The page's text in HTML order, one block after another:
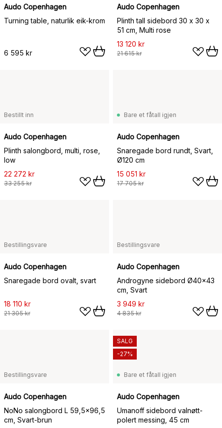
Audo Copenhagen
Turning table, naturlik eik-krom
6 595 kr
Audo Copenhagen
Plinth tall sidebord 30 x 30 x
51 cm, Multi rose
13 120 kr
21 615 kr
Bestillt inn
Audo Copenhagen
Plinth salongbord, multi, rose,
low
22 272 kr
33 255 kr
Bare et fåtall igjen
Audo Copenhagen
Snaregade bord rundt, Svart,
Ø120 cm
15 051 kr
17 705 kr
Bestillingsvare
Audo Copenhagen
Snaregade bord ovalt, svart
18 110 kr
21 305 kr
Bestillingsvare
Audo Copenhagen
Androgyne sidebord Ø40x43
cm, Svart
3 949 kr
4 835 kr
Bestillingsvare
Audo Copenhagen
NoNo salongbord L 59,5x96,5
cm, Svart-brun
Bare et fåtall igjen
Audo Copenhagen
Umanoff sidebord valnøtt-
polert messing, 45 cm
SALG
-27%